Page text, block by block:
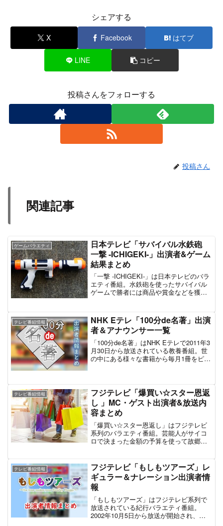
シェアする
X Facebook はてブ
LINE コピー
投稿さんをフォローする
投稿さん
関連記事
ゲームバラエティ
日本テレビ「サバイバル水鉄砲
一撃 -ICHIGEKI-」出演者&ゲーム
結果まとめ
「一撃 -ICHIGEKI-」は日本テレビのバラ
エティ番組。水鉄砲を使ったサバイバル
ゲームで勝者には商品や賞金などを獲得
ラエティ枠「サンバリュ」で第1弾を放
送。第1弾では3人1組によるチーム戦が行
われ、予選を経てラスボスを倒したチー
ムが勝者というルールで実施された。最
新放送は2022年3月6日の第2弾。第2弾は
前回と異なり個人戦として開催され、自
分以外はすべて敵のサバイバル。最後ま
テレビ番組情報
NHK Eテレ「100分de名著」出演
者＆アナウンサー一覧
「100分de名著」はNHK Eテレで2011年3
月30日から放送されている教養番組。世
の中にある様々な書籍から毎月1冊をピッ
理解を深めていくことに主眼が置かれて
いる。「100分」は、1冊の著書を、1回
25分の放送で1ヶ月（全4回）掛けて紹介
する「25分 x 4回 = 100分」という意味で
ある。番組の形式や出演者は放送当初か
らマイナーチェンジを繰り返している。
男性MCのみ2012年度からはタレント・伊
集院光で固定されているが、パートナー
動すること多かった。この記事では「100
分de名著」の現在と過去の出演MCに関す
る情報を中心にまとめた。
テレビ番組情報
フジテレビ「爆買い☆スター恩返
し 」MC・ゲスト出演者&放送内
容まとめ
「爆買い☆スター恩返し」はフジテレビ
系列のバラエティ番組。芸能人がサイコ
ロで決まった金額の予算を使って故郷で
知人も登場するといったテレビ東京的な
ロケ主体の内容である。2019年12月29
日、年末の特番として第1弾を放送。第1
弾は「小峠英二が福岡県大任町」「磯野
貴理子が三重県南伊勢町」、第2弾は「大
久保佳代子が愛知県田原市（予算80万
円）」「ギャル曽根が京都府舞鶴市（予
算70万円）」でそれぞれ爆買ロケを敢
テレビ番組情報
フジテレビ「もしもツアーズ」レ
ギュラー＆ナレーション出演者情
報
「もしもツアーズ」はフジテレビ系列で
放送されている紀行バラエティ番組。
2002年10月5日から放送が開始され、既